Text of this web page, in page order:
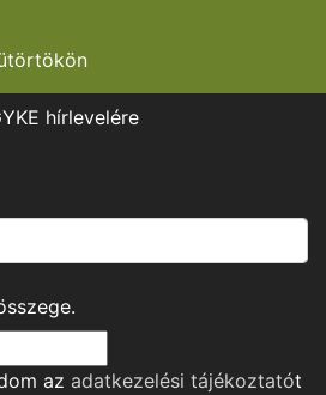
hírlevelére
az adatkezelési tájékoztatót